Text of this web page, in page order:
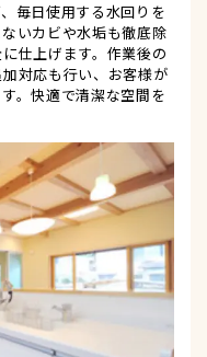
毎日使用する水回りを
いカビや水垢も徹底除
仕上げます。作業後の
対応も行い、お客様が
。快適で清潔な空間を